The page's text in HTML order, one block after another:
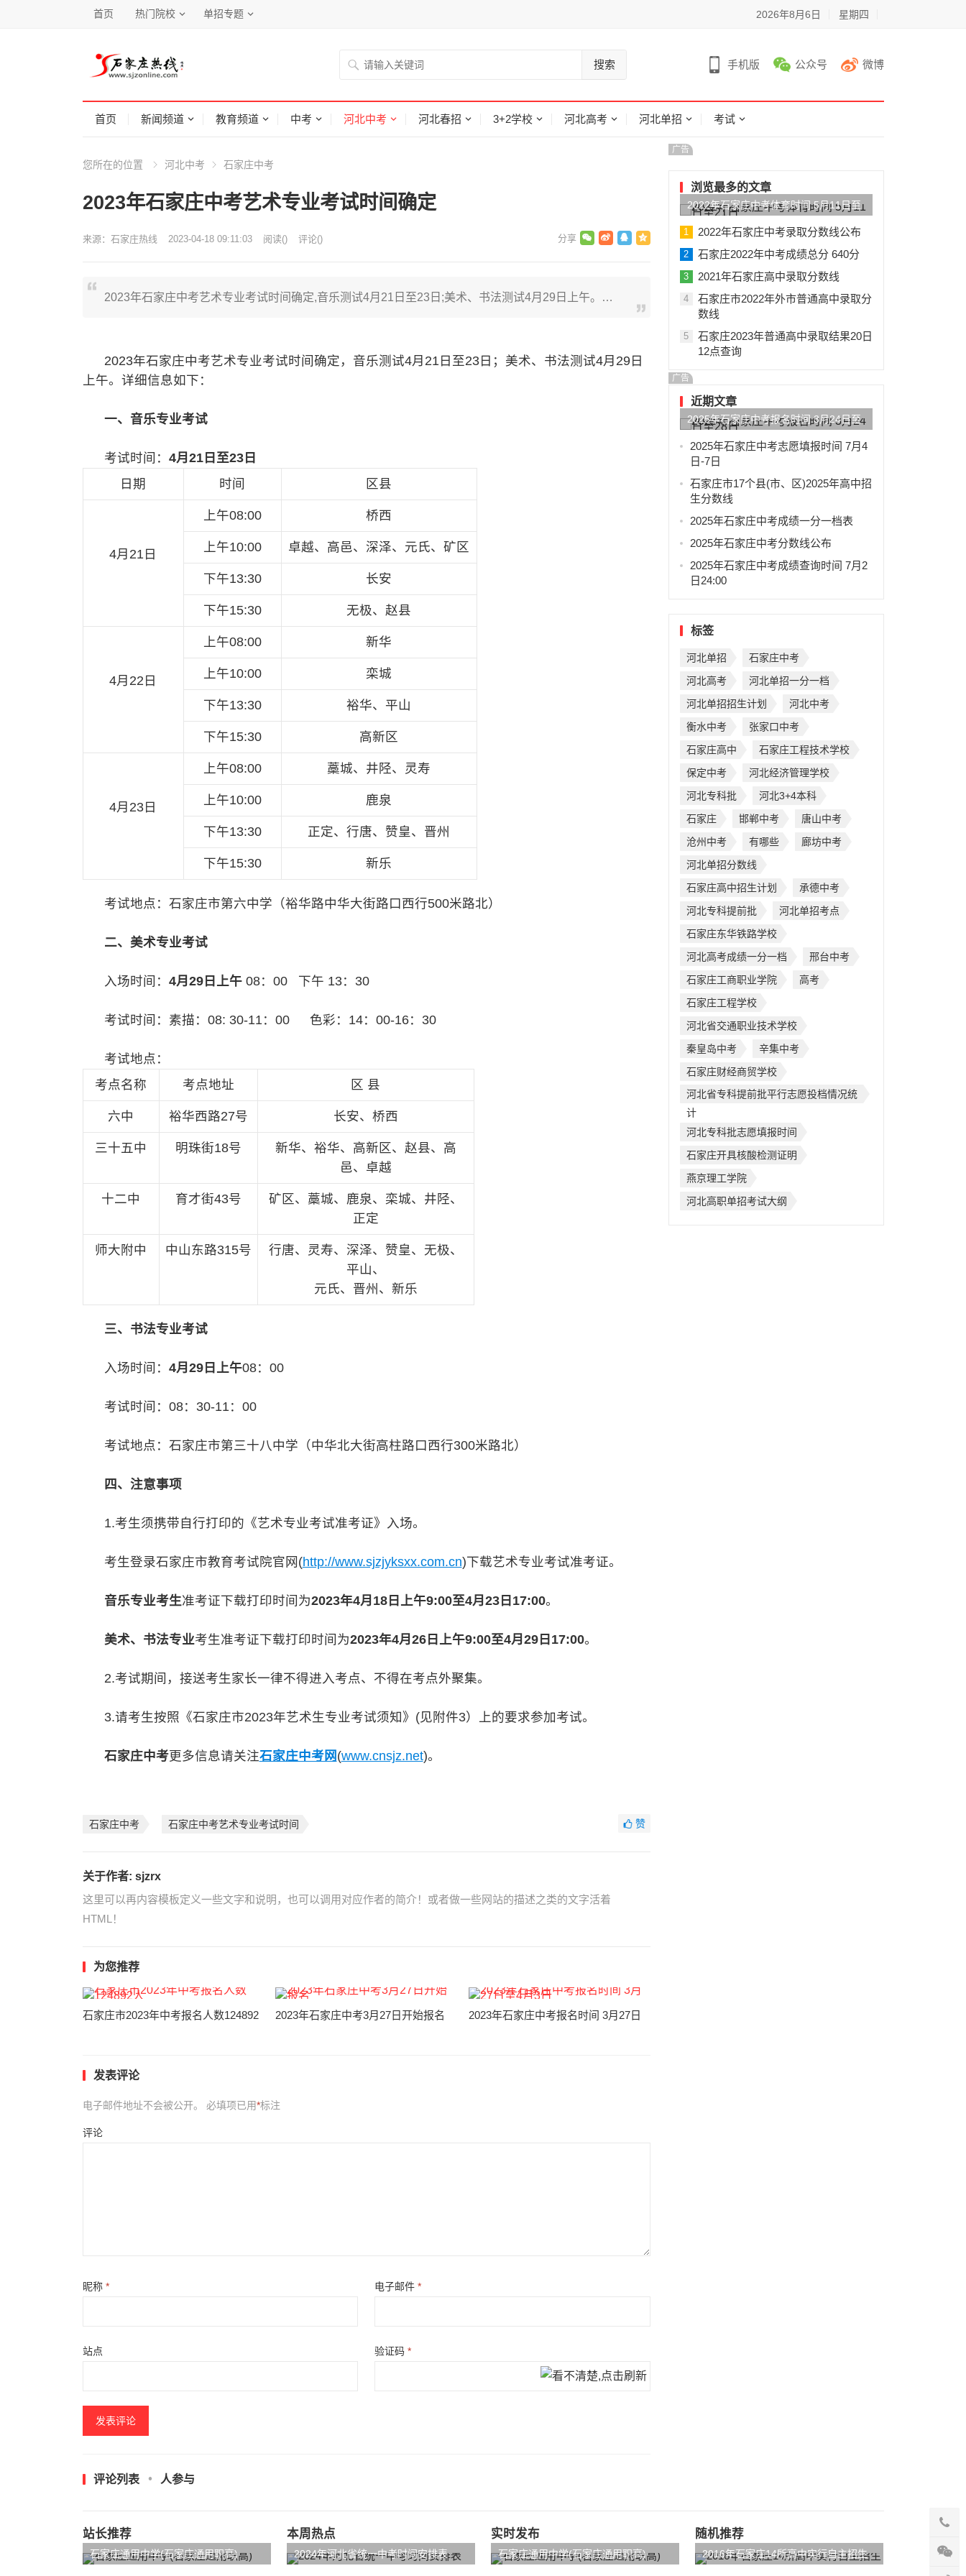
首页 热门院校 单招专题 2026年8月6日 星期四
搜索 手机版 公众号 微博
首页 新闻频道 教育频道 中考 河北中考 河北春招 3+2学校 河北高考 河北单招 考试
您所在的位置 河北中考 石家庄中考
2023年石家庄中考艺术专业考试时间确定
来源： 石家庄热线 2023-04-18 09:11:03 阅读() 评论()
2023年石家庄中考艺术专业考试时间确定,音乐测试4月21日至23日;美术、书法测试4月29日上午。…
2023年石家庄中考艺术专业考试时间确定，音乐测试4月21日至23日；美术、书法测试4月29日
上午。详细信息如下：
一、音乐专业考试
考试时间： 4月21日至23日
日期
时间 区县
4月21日
上午08:00 桥西
上午10:00 卓越、高邑、深泽、元氏、矿区
下午13:30 长安
下午15:30 无极、赵县
4月22日
上午08:00 新华
上午10:00 栾城
下午13:30 裕华、平山
下午15:30 高新区
4月23日
上午08:00 藁城、井陉、灵寿
上午10:00 鹿泉
下午13:30 正定、行唐、赞皇、晋州
下午15:30 新乐
考试地点：石家庄市第六中学（裕华路中华大街路口西行500米路北）
二、美术专业考试
入场时间： 4月29日上午08：00 下午 13：30
考试时间：素描：08: 30-11：00 色彩：14：00-16：30
考试地点：
考点名称
考点地址 区 县
六中 裕华西路27号 长安、桥西
三十五中 明珠街18号
新华、裕华、高新区、赵县、高
邑、卓越
十二中 育才街43号
矿区、藁城、鹿泉、栾城、井陉、
正定
师大附中 中山东路315号
行唐、灵寿、深泽、赞皇、无极、
平山、
元氏、晋州、新乐
三、书法专业考试
入场时间： 4月29日上午08：00
考试时间：08：30-11：00
考试地点：石家庄市第三十八中学（中华北大街高柱路口西行300米路北）
四、注意事项
1.考生须携带自行打印的《艺术专业考试准考证》入场。
考生登录石家庄市教育考试院官网(http://www.sjzjyksxx.com.cn)下载艺术专业考试准考证。
音乐专业考生准考证下载打印时间为2023年4月18日上午9:00至4月23日17:00。
美术、书法专业考生准考证下载打印时间为2023年4月26日上午9:00至4月29日17:00。
2.考试期间，接送考生家长一律不得进入考点、不得在考点外聚集。
3.请考生按照《石家庄市2023年艺术生专业考试须知》(见附件3）上的要求参加考试。
石家庄中考更多信息请关注石家庄中考网 (www.cnsjz.net)。
石家庄中考 石家庄中考艺术专业考试时间 赞
关于作者: sjzrx
这里可以再内容模板定义一些文字和说明，也可以调用对应作者的简介！或者做一些网站的描述之类的文字活着
HTML！
为您推荐
石家庄市2023年中考报名人数124892 2023年石家庄中考3月27日开始报名 2023年石家庄中考报名时间 3月27日
发表评论
电子邮件地址不会被公开。 必填项已用*标注
评论
昵称 * 电子邮件*
站点 验证码*
评论列表 人参与
广告
浏览最多的文章
2022年石家庄中考体育时间 5月11日至
21日
1 2022年石家庄中考录取分数线公布
2 石家庄2022年中考成绩总分 640分
3 2021年石家庄高中录取分数线
4
石家庄市2022年外市普通高中录取分
数线
5
石家庄2023年普通高中录取结果20日
12点查询
广告
近期文章
2025年石家庄中考报名时间 3月24日至
28日
2025年石家庄中考志愿填报时间 7月4
日-7日
石家庄市17个县(市、区)2025年高中招
生分数线
2025年石家庄中考成绩一分一档表
2025年石家庄中考分数线公布
2025年石家庄中考成绩查询时间 7月2
日24:00
标签
河北单招
石家庄中考
河北高考
河北单招一分一档
河北单招招生计划
河北中考
衡水中考
张家口中考
石家庄高中
石家庄工程技术学校
保定中考
河北经济管理学校
河北专科批
河北3+4本科
石家庄
邯郸中考
唐山中考
沧州中考
有哪些
廊坊中考
河北单招分数线
石家庄高中招生计划
承德中考
河北专科提前批
河北单招考点
石家庄东华铁路学校
河北高考成绩一分一档
邢台中考
石家庄工商职业学院
高考
石家庄工程学校
河北省交通职业技术学校
秦皇岛中考
辛集中考
石家庄财经商贸学校
河北省专科提前批平行志愿投档情况统
计
河北专科批志愿填报时间
石家庄开具核酸检测证明
燕京理工学院
河北高职单招考试大纲
站长推荐
石家庄通用中学(石家庄通用职高)
本周热点
2024年河北省统一中考时间安排表
实时发布
石家庄通用中学(石家庄通用职高)
随机推荐
2016年石家庄14所高中实行自主招生